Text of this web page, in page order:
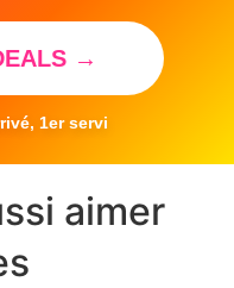
→
1er servi
aimer